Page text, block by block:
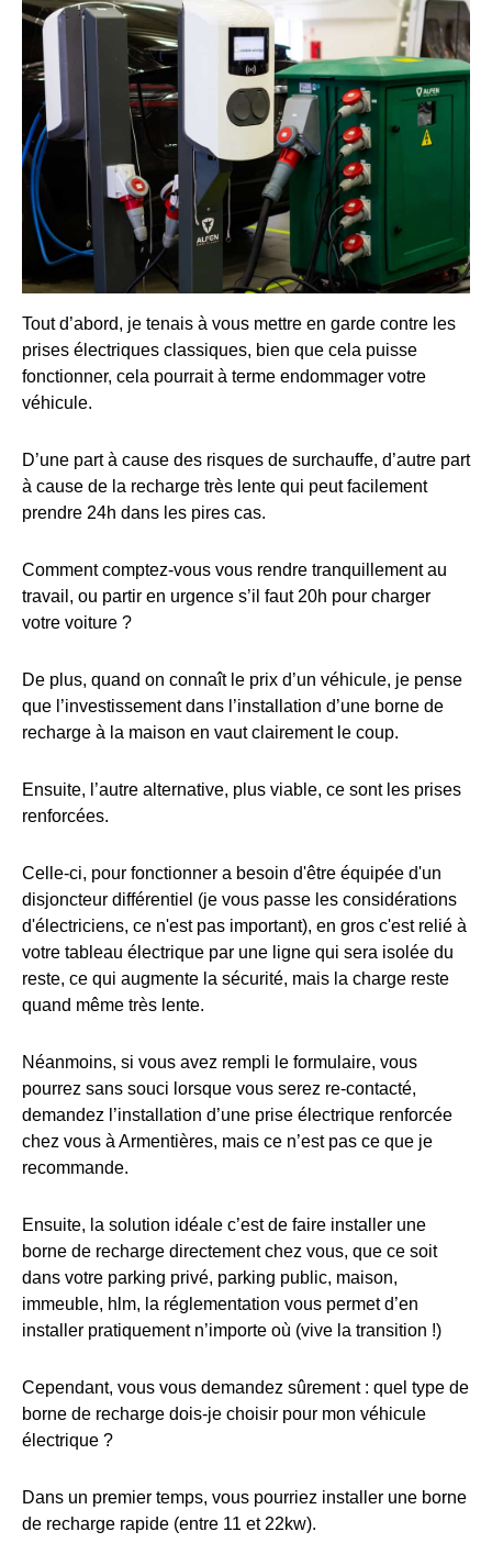
Tout d’abord, je tenais à vous mettre en garde contre les
prises électriques classiques, bien que cela puisse
fonctionner, cela pourrait à terme endommager votre
véhicule.
D’une part à cause des risques de surchauffe, d’autre part
à cause de la recharge très lente qui peut facilement
prendre 24h dans les pires cas.
Comment comptez-vous vous rendre tranquillement au
travail, ou partir en urgence s’il faut 20h pour charger
votre voiture ?
De plus, quand on connaît le prix d’un véhicule, je pense
que l’investissement dans l’installation d’une borne de
recharge à la maison en vaut clairement le coup.
Ensuite, l’autre alternative, plus viable, ce sont les prises
renforcées.
Celle-ci, pour fonctionner a besoin d'être équipée d'un
disjoncteur différentiel (je vous passe les considérations
d'électriciens, ce n'est pas important), en gros c'est relié à
votre tableau électrique par une ligne qui sera isolée du
reste, ce qui augmente la sécurité, mais la charge reste
quand même très lente.
Néanmoins, si vous avez rempli le formulaire, vous
pourrez sans souci lorsque vous serez re-contacté,
demandez l’installation d’une prise électrique renforcée
chez vous à Armentières, mais ce n’est pas ce que je
recommande.
Ensuite, la solution idéale c’est de faire installer une
borne de recharge directement chez vous, que ce soit
dans votre parking privé, parking public, maison,
immeuble, hlm, la réglementation vous permet d’en
installer pratiquement n’importe où (vive la transition !)
Cependant, vous vous demandez sûrement : quel type de
borne de recharge dois-je choisir pour mon véhicule
électrique ?
Dans un premier temps, vous pourriez installer une borne
de recharge rapide (entre 11 et 22kw).